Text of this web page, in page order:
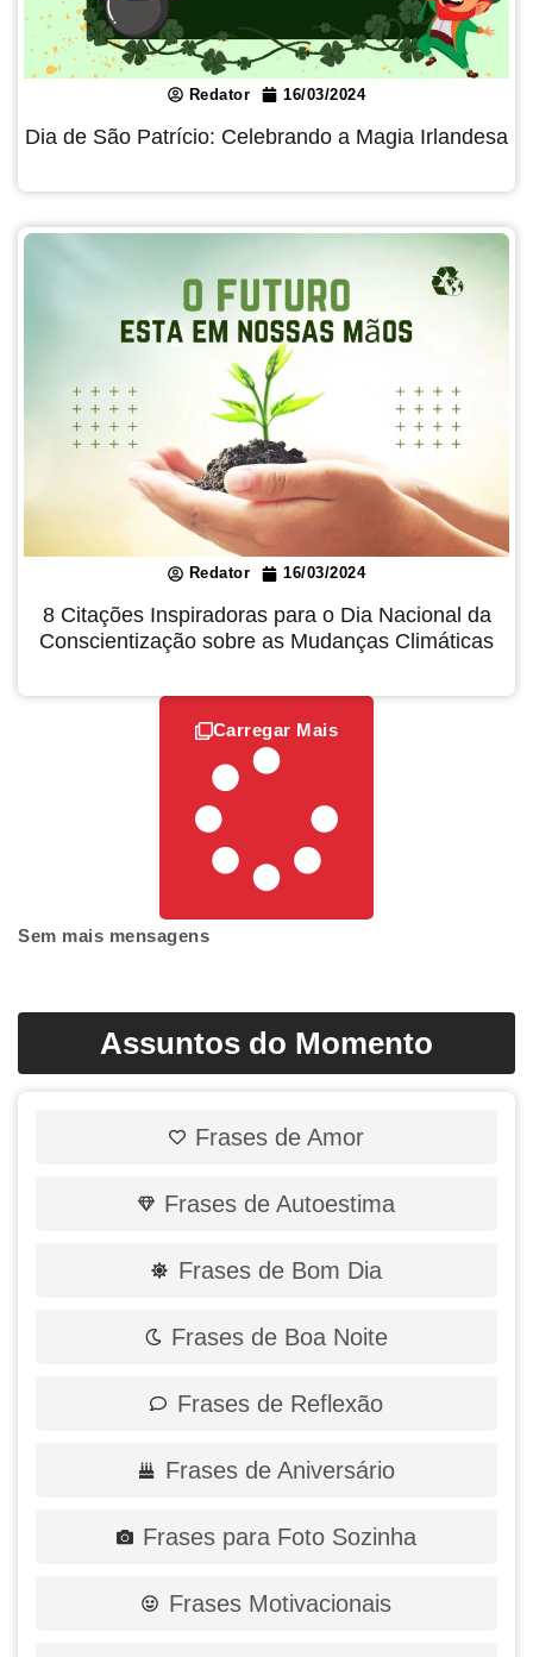
Redator 16/03/2024
Dia de São Patrício: Celebrando a Magia Irlandesa
Redator 16/03/2024
8 Citações Inspiradoras para o Dia Nacional da
Conscientização sobre as Mudanças Climáticas
Carregar Mais
Sem mais mensagens
Assuntos do Momento
Frases de Amor
Frases de Autoestima
Frases de Bom Dia
Frases de Boa Noite
Frases de Reflexão
Frases de Aniversário
Frases para Foto Sozinha
Frases Motivacionais